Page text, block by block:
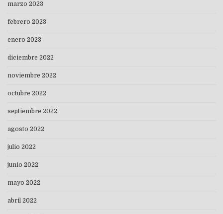
marzo 2023
febrero 2023
enero 2023
diciembre 2022
noviembre 2022
octubre 2022
septiembre 2022
agosto 2022
julio 2022
junio 2022
mayo 2022
abril 2022